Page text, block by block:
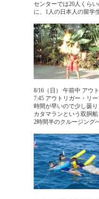
センターでは20人くら
に、1人の日本人の留学
8/16（日） 午前中 アウ
7:45 アウトリガー・リ
時間が早いので少し曇り
カタマランという双胴
2時間半のクルージング